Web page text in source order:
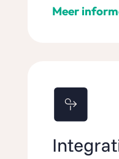
Meer